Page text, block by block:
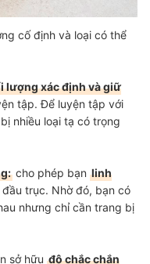
cố định và loại có thể
lượng xác định và giữ
tập. Để luyện tập với
nhiều loại tạ có trọng
cho phép bạn linh
trục. Nhờ đó, bạn có
nhưng chỉ cần trang bị
sở hữu độ chắc chắn